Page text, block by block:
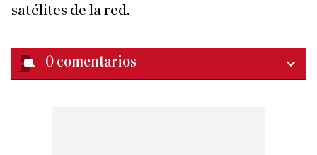
satélites de la red.
0 comentarios